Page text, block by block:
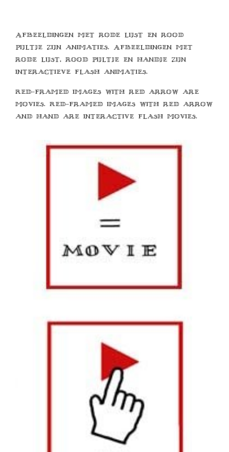
Afbeeldingen met rode lijst en rood
pijltje zijn animaties. Afbeeldingen met
rode lijst, rood pijltje en handje zijn
interactieve flash animaties.
Red-framed images with red arrow are
movies. Red-framed images with red arrow
and hand are interactive flash movies.